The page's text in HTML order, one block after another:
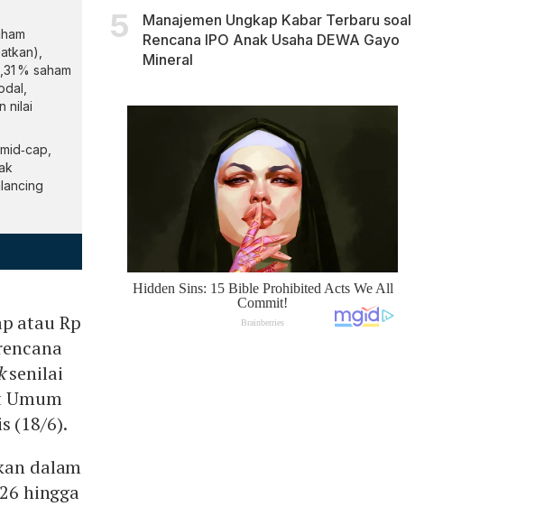
% saham
nilai
atau Rp
senilai
Umum
(18/6).
dalam
hingga
Manajemen Ungkap Kabar Terbaru soal
Rencana IPO Anak Usaha DEWA Gayo
Mineral